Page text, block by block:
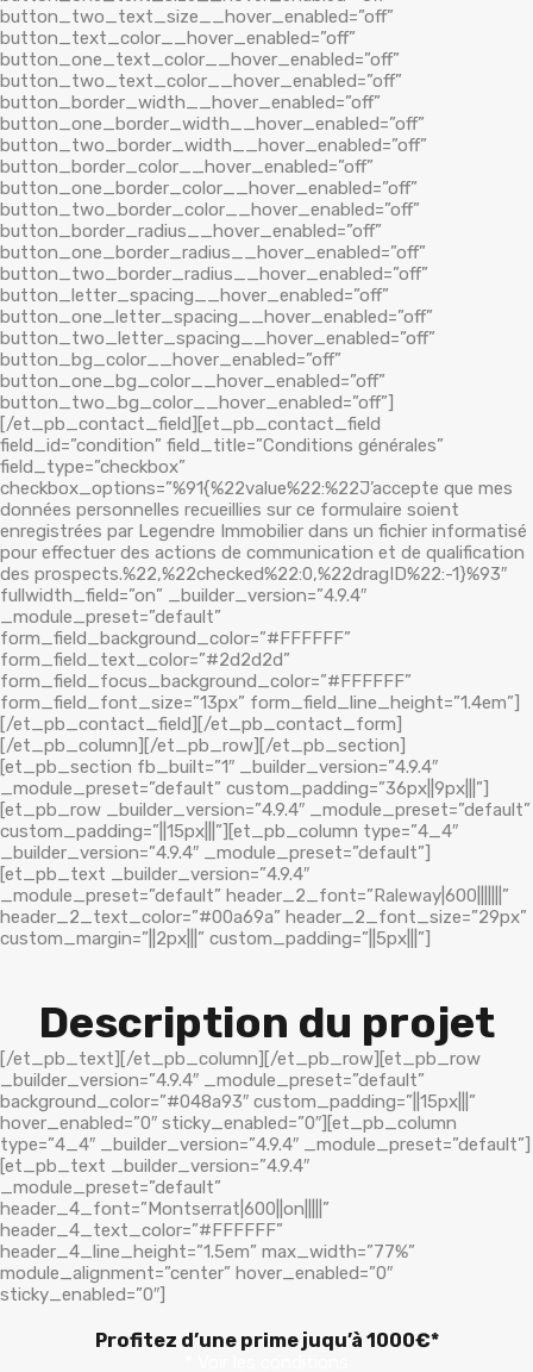
button_two_text_size__hover_enabled=”off”
button_text_color__hover_enabled=”off”
button_one_text_color__hover_enabled=”off”
button_two_text_color__hover_enabled=”off”
button_border_width__hover_enabled=”off”
button_one_border_width__hover_enabled=”off”
button_two_border_width__hover_enabled=”off”
button_border_color__hover_enabled=”off”
button_one_border_color__hover_enabled=”off”
button_two_border_color__hover_enabled=”off”
button_border_radius__hover_enabled=”off”
button_one_border_radius__hover_enabled=”off”
button_two_border_radius__hover_enabled=”off”
button_letter_spacing__hover_enabled=”off”
button_one_letter_spacing__hover_enabled=”off”
button_two_letter_spacing__hover_enabled=”off”
button_bg_color__hover_enabled=”off”
button_one_bg_color__hover_enabled=”off”
button_two_bg_color__hover_enabled=”off”]
[/et_pb_contact_field][et_pb_contact_field
field_id=”condition” field_title=”Conditions générales”
field_type=”checkbox”
checkbox_options=”%91{%22value%22:%22J’accepte que mes
données personnelles recueillies sur ce formulaire soient
enregistrées par Legendre Immobilier dans un fichier informatisé
pour effectuer des actions de communication et de qualification
des prospects.%22,%22checked%22:0,%22dragID%22:-1}%93″
fullwidth_field=”on” _builder_version=”4.9.4″
_module_preset=”default”
form_field_background_color=”#FFFFFF”
form_field_text_color=”#2d2d2d”
form_field_focus_background_color=”#FFFFFF”
form_field_font_size=”13px” form_field_line_height=”1.4em”]
[/et_pb_contact_field][/et_pb_contact_form]
[/et_pb_column][/et_pb_row][/et_pb_section]
[et_pb_section fb_built=”1″ _builder_version=”4.9.4″
_module_preset=”default” custom_padding=”36px||9px|||”]
[et_pb_row _builder_version=”4.9.4″ _module_preset=”default”
custom_padding=”||15px|||”][et_pb_column type=”4_4″
_builder_version=”4.9.4″ _module_preset=”default”]
[et_pb_text _builder_version=”4.9.4″
_module_preset=”default” header_2_font=”Raleway|600|||||||”
header_2_text_color=”#00a69a” header_2_font_size=”29px”
custom_margin=”||2px|||” custom_padding=”||5px|||”]
Description du projet
[/et_pb_text][/et_pb_column][/et_pb_row][et_pb_row
_builder_version=”4.9.4″ _module_preset=”default”
background_color=”#048a93″ custom_padding=”||15px|||”
hover_enabled=”0″ sticky_enabled=”0″][et_pb_column
type=”4_4″ _builder_version=”4.9.4″ _module_preset=”default”]
[et_pb_text _builder_version=”4.9.4″
_module_preset=”default”
header_4_font=”Montserrat|600||on|||||”
header_4_text_color=”#FFFFFF”
header_4_line_height=”1.5em” max_width=”77%”
module_alignment=”center” hover_enabled=”0″
sticky_enabled=”0″]
Profitez d’une prime juqu’à 1000€*